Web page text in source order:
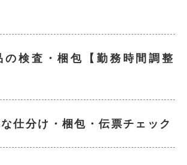
の検査・梱包【勤務時間調整
仕分け・梱包・伝票チェック